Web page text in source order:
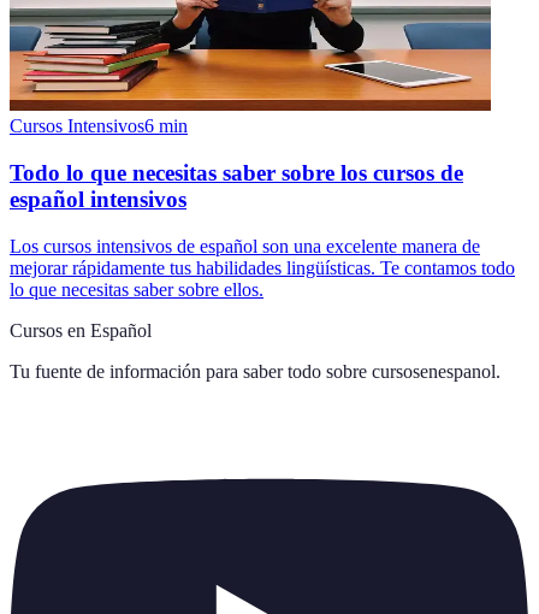
Cursos Intensivos6 min
Todo lo que necesitas saber sobre los cursos de
español intensivos
Los cursos intensivos de español son una excelente manera de
mejorar rápidamente tus habilidades lingüísticas. Te contamos todo
lo que necesitas saber sobre ellos.
Cursos en Español
Tu fuente de información para saber todo sobre cursosenespanol.